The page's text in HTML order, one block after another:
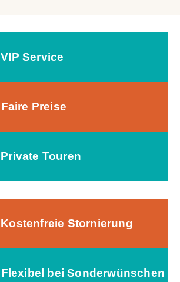
VIP Service
Faire Preise
Private Touren
Kostenfreie Stornierung
Flexibel bei Sonderwünschen